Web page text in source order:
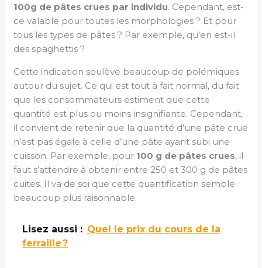
100g de pâtes crues par individu. Cependant, est-
ce valable pour toutes les morphologies ? Et pour
tous les types de pâtes ? Par exemple, qu’en est-il
des spaghettis ?
Cette indication soulève beaucoup de polémiques
autour du sujet. Ce qui est tout à fait normal, du fait
que les consommateurs estiment que cette
quantité est plus ou moins insignifiante. Cependant,
il convient de retenir que la quantité d’une pâte crue
n’est pas égale à celle d’une pâte ayant subi une
cuisson. Par exemple, pour 100 g de pâtes crues, il
faut s’attendre à obtenir entre 250 et 300 g de pâtes
cuites. Il va de soi que cette quantification semble
beaucoup plus raisonnable.
Lisez aussi : Quel le prix du cours de la
ferraille ?